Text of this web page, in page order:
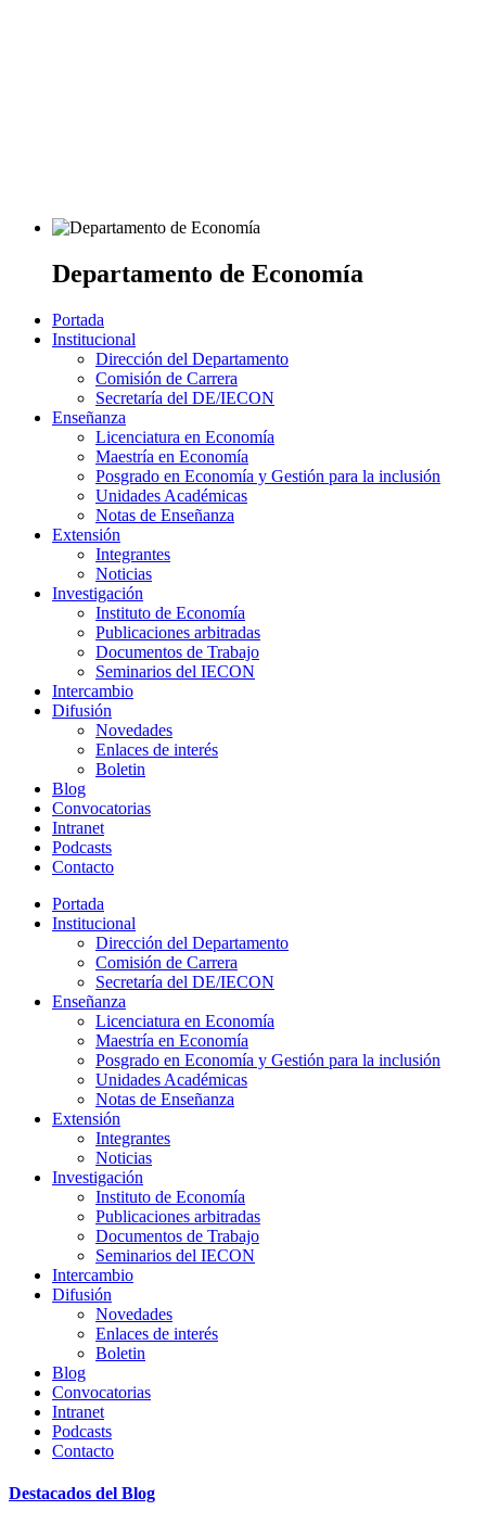
Departamento de Economía
Portada
Institucional
Dirección del Departamento
Comisión de Carrera
Secretaría del DE/IECON
Enseñanza
Licenciatura en Economía
Maestría en Economía
Posgrado en Economía y Gestión para la inclusión
Unidades Académicas
Notas de Enseñanza
Extensión
Integrantes
Noticias
Investigación
Instituto de Economía
Publicaciones arbitradas
Documentos de Trabajo
Seminarios del IECON
Intercambio
Difusión
Novedades
Enlaces de interés
Boletin
Blog
Convocatorias
Intranet
Podcasts
Contacto
Portada
Institucional
Dirección del Departamento
Comisión de Carrera
Secretaría del DE/IECON
Enseñanza
Licenciatura en Economía
Maestría en Economía
Posgrado en Economía y Gestión para la inclusión
Unidades Académicas
Notas de Enseñanza
Extensión
Integrantes
Noticias
Investigación
Instituto de Economía
Publicaciones arbitradas
Documentos de Trabajo
Seminarios del IECON
Intercambio
Difusión
Novedades
Enlaces de interés
Boletin
Blog
Convocatorias
Intranet
Podcasts
Contacto
Destacados del Blog